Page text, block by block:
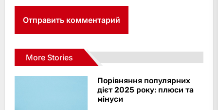
More Stories
Порівняння популярних
дієт 2025 року: плюси та
мінуси